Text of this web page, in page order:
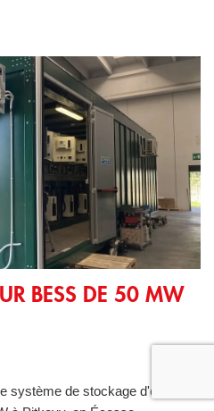
BESS DE 50 MW
système de stockage d'énergie